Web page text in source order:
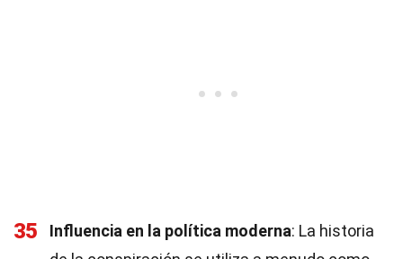
35 Influencia en la política moderna: La historia